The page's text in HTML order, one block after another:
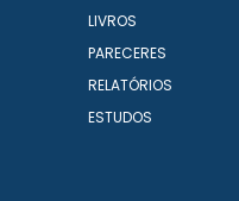
LIVROS
PARECERES
RELATÓRIOS
ESTUDOS